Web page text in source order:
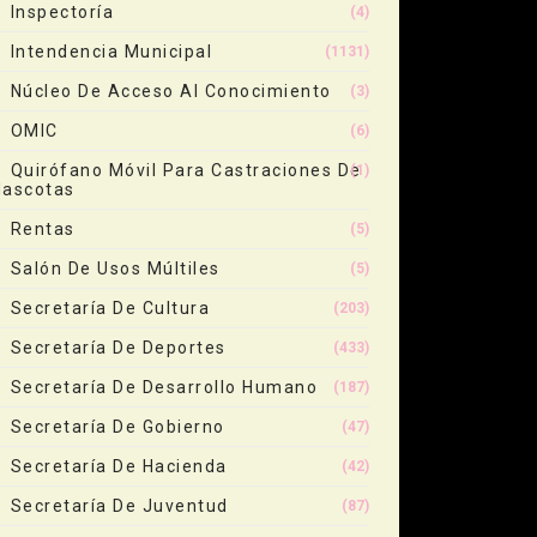
Inspectoría (4)
Intendencia Municipal (1131)
Núcleo De Acceso Al Conocimiento (3)
OMIC (6)
Quirófano Móvil Para Castraciones De(1)
Rentas (5)
Salón De Usos Múltiles (5)
Secretaría De Cultura (203)
Secretaría De Deportes (433)
Secretaría De Desarrollo Humano (187)
Secretaría De Gobierno (47)
Secretaría De Hacienda (42)
Secretaría De Juventud (87)